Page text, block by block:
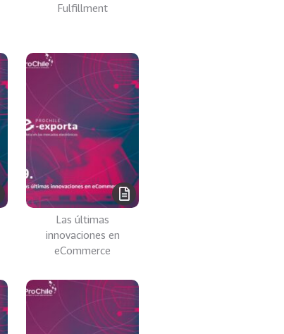
Fulfillment
Las últimas
innovaciones en
eCommerce